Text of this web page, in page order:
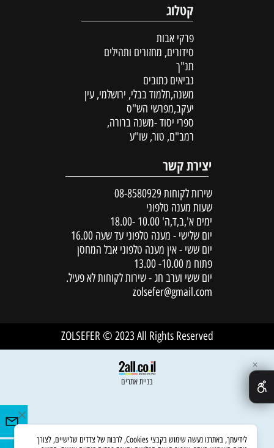
קטלוג
פרקי אבות
סידורים, מחזורים ותהילים
תנ"ך
נביאים כתובים
משנה,תלמוד בבלי, ירושלמי, עין
יעקב,מפרשי הש"ס
ספרי יסוד -משנה ברורה,
רמב"ם, טור, שו"ע
יצירת קשר
שירות לקוחות 08-8580929
שעות מענה טלפוני
ימים א',ב,ד,ה' 10.00 -18.00
יום שלישי - מענה טלפוני עד שעה 16.00
יום ששי - אין מענה טלפוני אבל המחסן
פתוח מ 10.00- 13.00
יום ששי וערב חג - שירות לקוחות לא פעיל.
zolsefer@gmail.com
ZOLSEFER © 2023 All Rights Reserved
בניית אתרים
✕
לידיעתך, באתרנו נעשה שימוש בקבצי Cookies, לרבות של צדדים שלישיים, לצורך